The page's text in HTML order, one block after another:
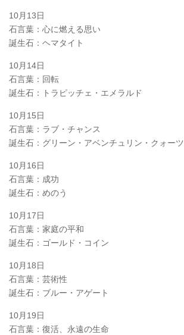
10月13日
石言葉：心に燃える思い
誕生石：ヘマタイト
10月14日
石言葉：回転
誕生石：トラピッチェ・エメラルド
10月15日
石言葉：ラブ・チャンス
誕生石：グリーン・アベンチュリン・クォーツ
10月16日
石言葉：成功
誕生石：めのう
10月17日
石言葉：家庭の平和
誕生石：ゴールド・コイン
10月18日
石言葉：芸術性
誕生石：ブルー・アゲート
10月19日
石言葉：復活、永遠の生命